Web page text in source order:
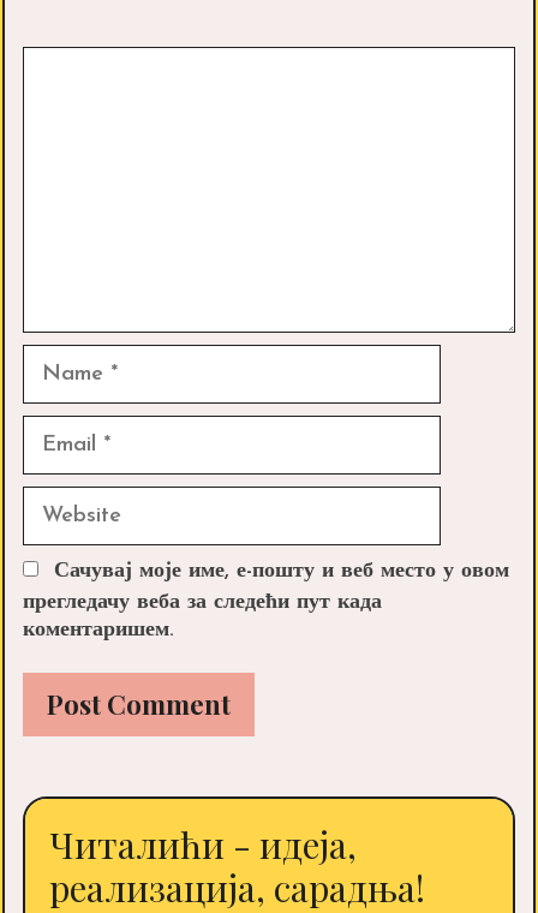
Website
Сачувај моје име, е-пошту и веб место у овом
прегледачу веба за следећи пут када
коментаришем.
Читалићи - идеја,
реализација, сарадња!